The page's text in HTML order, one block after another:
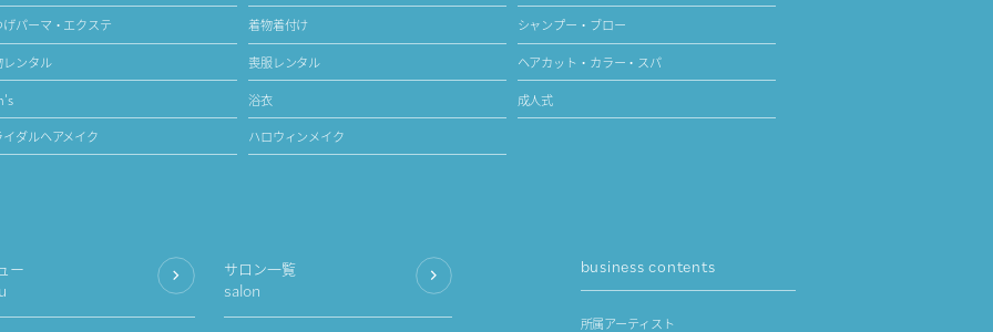
げパーマ・エクステ 着物着付け シャンプー・ブロー
レンタル 喪服レンタル ヘアカット・カラー・スパ
浴衣 成人式
イダルヘアメイク ハロウィンメイク
サロン一覧
salon
ー business contents
所属アーティスト